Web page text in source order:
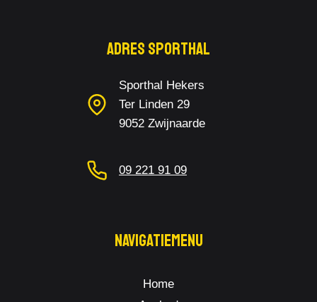
Adres Sporthal
Sporthal Hekers
Ter Linden 29
9052 Zwijnaarde
09 221 91 09
Navigatiemenu
Home